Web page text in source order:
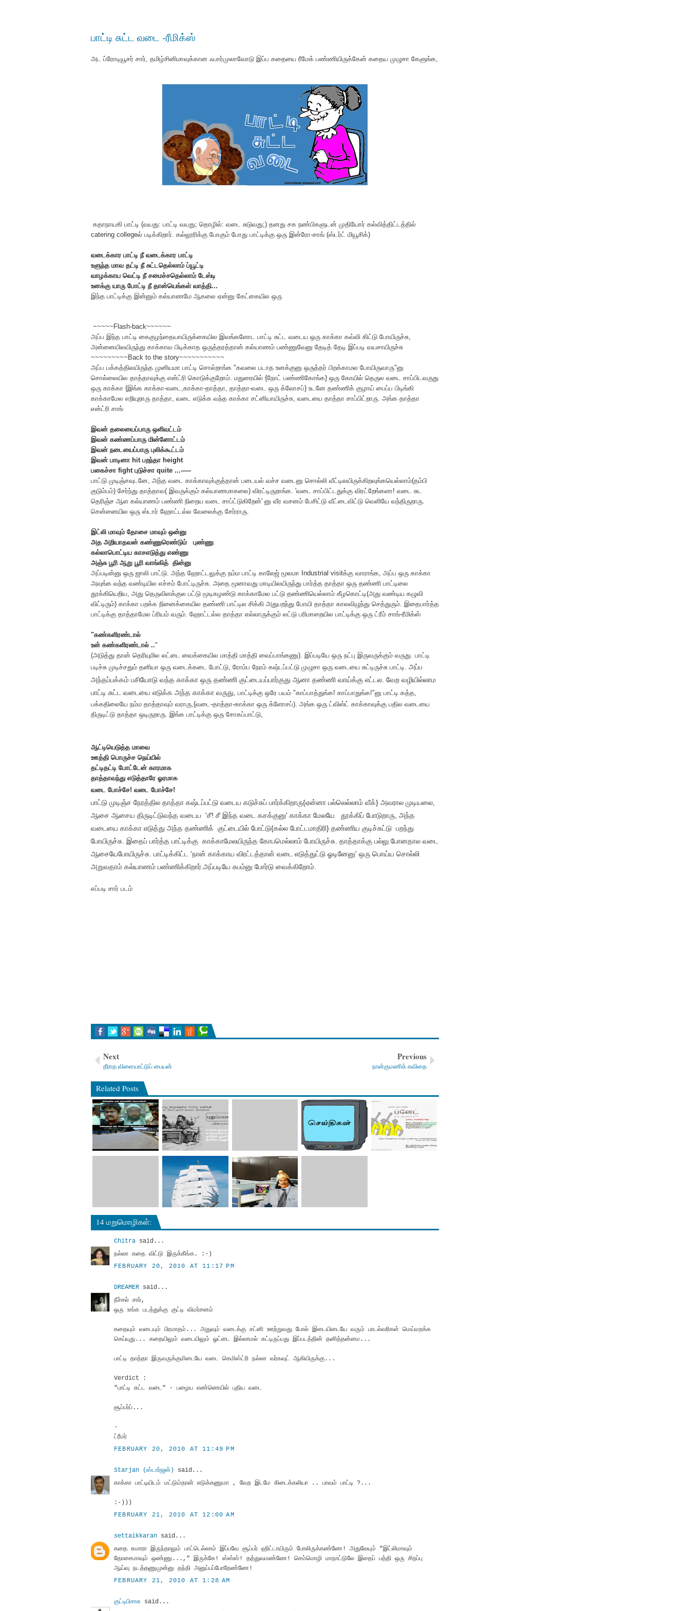
பாட்டி சுட்ட வடை -ரீமிக்ஸ்
அட ப்ரோடியூசர் சார், தமிழ்சினிமாவுக்கான ஃபார்முலாவோடு இப்ப கதையை ரீமேக் பண்ணியிருக்கேன் கதைய முழுசா கேளுங்க,
கதாநாயகி பாட்டி (வயது: பாட்டி வயது; தொழில்: வடை சுடுவது;) தனது சக நண்பிகளுடன் முதியோர் கல்வித்திட்டத்தில்
catering collegeல் படிக்கிறார். கல்லூரிக்கு போகும் போது பாட்டிக்கு ஒரு இன்ரோ-சாங் (ஸ்டர்ட் மியூசிக்)
வடைக்கார பாட்டி நீ வடைக்கார பாட்டி
உளுந்த மாவ தட்டி நீ சுட்டதெல்லாம் ப்யூட்டி
வாழக்காய வெட்டி நீ சமைச்சதெல்லாம் டேஸ்டி
உனக்கு யாரு போட்டி நீ தான்யெங்கள் வாத்தி...
இந்த பாட்டிக்கு இன்னும் கல்யாணமே ஆகலை ஏன்னு கேட்கையில ஒரு
~~~~~Flash-back~~~~~~
அப்ப இந்த பாட்டி கைகுழந்தையாயிருக்கையில இவங்களோட பாட்டி சுட்ட வடைய ஒரு காக்கா கவ்வி கிட்டு போயிருச்சு,
அன்னையிலயிருந்து காக்காவ பிடிக்காத ஒருத்தரத்தான் கல்யாணம் பண்ணுவேனு தேடித் தேடி இப்படி வயசாயிருச்சு
~~~~~~~~~Back to the story~~~~~~~~~~~
அப்ப பக்கத்திலயிருந்த முனியமா பாட்டி சொல்றாங்க "கவலை படாத உனக்குனு ஒருத்தர் பிறக்காமல போயிருவாரு"னு
சொல்லையில தாத்தாவுக்கு என்ட்ரி கொடுக்குறோம். மதுரையில் {நோட் பண்ணிகோங்க} ஒரு கோயில் தெருல வடை சாப்பிடவருது
ஒரு காக்கா {இங்க காக்கா-வடை,காக்கா-தாத்தா, தாத்தா-வடை ஒரு க்லோசப்} உடனே தண்ணிக் குழாய் பைப்ப பிடிங்கி
காக்காமேல எறியுறாரு தாத்தா, வடை எடுக்க வந்த காக்கா சட்னியாயிருச்சு, வடையை தாத்தா சாப்பிட்றாரு. அங்க தாத்தா
என்ட்ரி சாங்
இவன் தலையைப்பாரு ஒளிவட்டம்
இவன் கண்ணப்பாரு மின்னோட்டம்
இவன் நடையைப்பாரு புலிக்கூட்டம்
இவன் பாடினா hit பறந்தா height
பகைச்சா fight புடுச்சா quite ...-----
பாட்டு முடிஞ்சவுடனே, அந்த வடை காக்காவுக்குத்தான் படையல் வச்ச வடைனு சொல்லி வீட்டிலயிருக்கிறவுங்கயெல்லாம்(தம்பி
குடும்பம்) சேர்ந்து தாத்தாவ( இவருக்கும் கல்யாணமாகலை) விரட்டிருறாங்க. 'வடை சாப்பிட்டதுக்கு விரட்றேங்களா! வடை சுட
தெரிஞ்ச ஆள கல்யாணம் பண்ணி நிறைய வடை சாப்ட்டுகிறேன்' னு வீர வசனம் பேசிட்டு வீட்டைவிட்டு வெளியே வந்திருறாரு.
சென்னையில ஒரு ஸ்டார் ஹோட்டல்ல வேலைக்கு சேர்ராரு.
இட்லி மாவும் தோசை மாவும் ஒன்னு
அத அறியாதவன் கண்ணுரெண்டும் புண்ணு
கல்லாபொட்டிய காசஎடுத்து எண்ணு
அஞ்சு பூரி ஆறு பூரி வாங்கித் தின்னு
அப்படின்னு ஒரு ஜாலி பாட்டு. அந்த ஹோட்டலுக்கு நம்ம பாட்டி காலேஜ் மூலமா Industrial visitக்கு வாராங்க, அப்ப ஒரு காக்கா
அவுங்க வந்த வண்டியில எச்சம் போட்டிருச்சு. அதை மூனாவது மாடியிலயிருந்து பார்த்த தாத்தா ஒரு தண்ணி பாட்டிலை
தூக்கியெறிய, அது தெருவிளக்குல பட்டு மூடிகழண்டு காக்காமேல பட்டு தண்ணியெல்லாம் கீழகொட்டி(அது வண்டிய கழுவி
விட்டிரும்) காக்கா பறக்க நினைக்கையில தண்ணி பாட்டில சிக்கி அதுபறந்து போயி தாத்தா காலவிழுந்து செத்துரும். இதைபார்த்த
பாட்டிக்கு தாத்தாமேல ப்ரியம் வரும். ஹோட்டல்ல தாத்தா எல்லாருக்கும் லட்டு பரிமாறையில பாட்டிக்கு ஒரு ட்ரீம் சாங்-ரீமிக்ஸ்
"கண்களிரண்டால்
உன் கண்களிரண்டால் .."
(அடுத்து தான் தெரியுமில லட்டை வைக்கையில மாத்தி மாத்தி வைப்பாங்கணு). இப்படியே ஒரு நட்பு இருவருக்கும் வருது. பாட்டி
படிச்சு முடிச்சதும் தனியா ஒரு வடைக்கடை போட்டு, ரோம்ப நேரம் கஷ்டப்பட்டு முழுசா ஒரு வடையை சுட்டிருச்சு பாட்டி. அப்ப
அந்தப்பக்கம் பசியோடு வந்த காக்கா ஒரு தண்ணி குட்டையப்பார்குது ஆனா தண்ணி வாய்க்கு எட்டல. வேற வழியில்லாம
பாட்டி சுட்ட வடையை எடுக்க அந்த காக்கா வருது, பாட்டிக்கு ஒரே பயம் "காப்பாத்துங்க! காப்பாதுங்க!"னு பாட்டி கத்த,
பக்கதிலையே நம்ம தாத்தாவும் வராரு,{வடை-தாத்தா-காக்கா ஒரு க்ளோசப்). அங்க ஒரு ட்விஸ்ட் காக்காவுக்கு பதில வடையை
திருடிட்டு தாத்தா ஒடிருறாரு. இங்க பாட்டிக்கு ஒரு சோகப்பாட்டு,
ஆட்டியெடுத்த மாவை
ஊத்தி பொருச்ச நெய்யில்
தட்டிதட்டி போட்டேன் காரமாக
தாத்தாவந்து எடுத்தாரே ஓரமாக
வடை போச்சே! வடை போச்சே!
பாட்டு முடிஞ்ச நேரத்தில தாத்தா கஷ்டப்பட்டு வடைய கடுச்சுப் பார்க்கிறாரு{ஏன்னா பல்லெல்லாம் வீக்} அவரால முடியலை,
ஆசை ஆசைய திருடிட்டுவந்த வடைய 'சீ! சீ இந்த வடை கசக்குனு' காக்கா மேலயே தூக்கிப் போடுறாரு, அந்த
வடையை காக்கா எடுத்து அந்த தண்ணிக் குட்டையில் போட்டு{கல்ல போட்டமாதிரி} தண்ணிய குடிச்சுட்டு பறந்து
போயிருச்சு. இதைப் பார்த்த பாட்டிக்கு காக்காமேலயிருந்த கோபமெல்லாம் போயிருச்சு. தாத்தாக்கு பல்லு போனதால வடை
ஆசையேபோயிருச்சு. பாட்டிக்கிட்ட 'நான் காக்காய விரட்டத்தான் வடை எடுத்துட்டு ஓடினேனு' ஒரு பொய்ய சொல்லி
அறுவதாம் கல்யாணம் பண்ணிக்கிறார்.அப்படியே சுபம்னு போர்டு வைக்கிறோம்.
எப்படி சார் படம்
Next
தீராத விளையாட்டுப் பையன்
Previous
நான்குமணிக் கவிதை
Related Posts
14 மறுமொழிகள்:
Chitra said...
நல்லா கதை விட்டு இருக்கீங்க. :-)
FEBRUARY 20, 2010 AT 11:17 PM
DREAMER said...
நீச்சல் சார்,
ஒரு உங்க படத்துக்கு குட்டி விமர்சனம்
கதையும் வடையும் பிரமாதம்... அதுவும் வடைக்கு சட்னி ஊற்றுவது போல் இடையிடையே வரும் பாடல்வரிகள் மெய்மறக்க
செய்யுது... கதையிலும் வடையிலும் ஓட்டை இல்லாமல் சுட்டிருப்பது இப்படத்தின் தனித்தன்மை...
பாட்டி தாத்தா இருவருக்குமிடையே வடை கெமிஸ்ட்ரி நல்லா வர்கவுட் ஆகியிருக்கு...
Verdict :
"பாட்டி சுட்ட வடை" - பழைய எண்ணெயில் புதிய வடை
சூப்பர்ப்...
-
ட்ரீமர்
FEBRUARY 20, 2010 AT 11:49 PM
Starjan (ஸ்டார்ஜன்) said...
காக்கா பாட்டியிடம் மட்டும்தான் எடுக்கணுமா , வேற இடமே கிடைக்கலியா .. பாவம் பாட்டி ?...
:-)))
FEBRUARY 21, 2010 AT 12:00 AM
settaikkaran said...
கதை சுமாரா இருந்தாலும் பாட்டெல்லாம் இப்பவே சூப்பர் ஹிட்டாயிரும் போலிருக்கண்ணே! அதுலேயும் "இட்லிமாவும்
தோசைமாவும் ஒண்ணு...," இருக்கே! ஸ்ஸ்ஸ்! தத்துவமண்ணே! செம்மொழி மாநாட்டுலே இதைப் பத்தி ஒரு சிறப்பு
ஆய்வு நடத்தணுமுன்னு தந்தி அனுப்பப்போறேண்ணே!
FEBRUARY 21, 2010 AT 1:28 AM
குட்டிபிசாசு said...